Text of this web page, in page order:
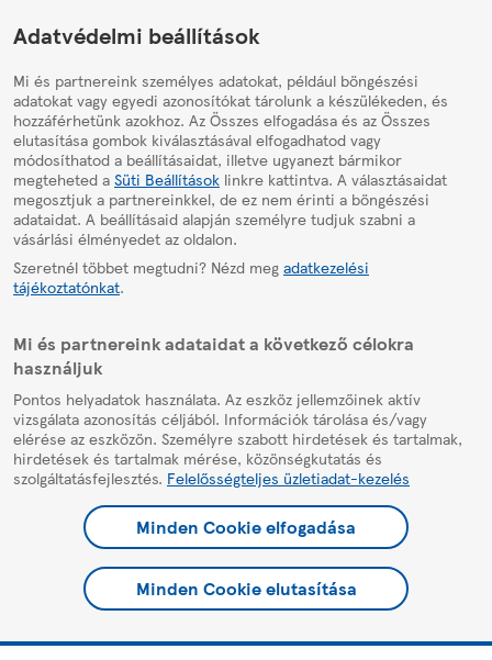
HelpPage
Adatvédelmi beállítások
Mi és partnereink személyes adatokat, például böngészési
adatokat vagy egyedi azonosítókat tárolunk a készülékeden, és
hozzáférhetünk azokhoz. Az Összes elfogadása és az Összes
elutasítása gombok kiválasztásával elfogadhatod vagy
módosíthatod a beállításaidat, illetve ugyanezt bármikor
megteheted a Süti Beállítások linkre kattintva. A választásaidat
megosztjuk a partnereinkkel, de ez nem érinti a böngészési
adataidat. A beállításaid alapján személyre tudjuk szabni a
vásárlási élményedet az oldalon.
Szeretnél többet megtudni? Nézd meg adatkezelési
tájékoztatónkat.
Mi és partnereink adataidat a következő célokra
használjuk
Pontos helyadatok használata. Az eszköz jellemzőinek aktív
vizsgálata azonosítás céljából. Információk tárolása és/vagy
elérése az eszközön. Személyre szabott hirdetések és tartalmak,
hirdetések és tartalmak mérése, közönségkutatás és
szolgáltatásfejlesztés. Felelősségteljes üzletiadat-kezelés
Minden Cookie elfogadása
Minden Cookie elutasítása